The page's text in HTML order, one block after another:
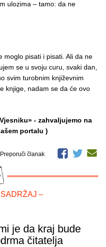
ulozima – tamo: da ne
moglo pisati i pisati. Ali da ne
se u svoju curu, svaki dan,
svim turobnim književnim
knjige, nadam se da će ovo
- zahvaljujemo na
portalu )
Preporuči članak
–
je da kraj bude
čitatelja